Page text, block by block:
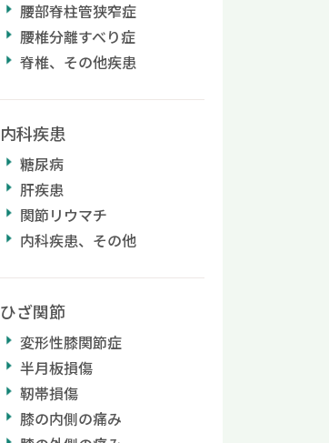
腰部脊柱管狭窄症
腰椎分離すべり症
脊椎、その他疾患
内科疾患
糖尿病
肝疾患
関節リウマチ
内科疾患、その他
ひざ関節
変形性膝関節症
半月板損傷
靭帯損傷
膝の内側の痛み